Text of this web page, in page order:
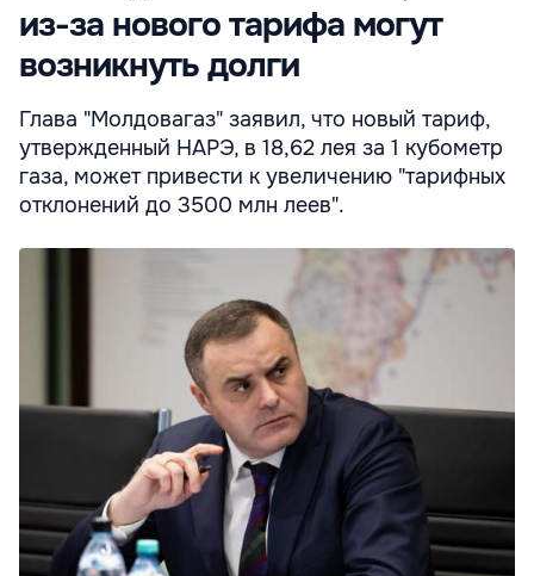
из-за нового тарифа могут
возникнуть долги
Глава "Молдовагаз" заявил, что новый тариф,
утвержденный НАРЭ, в 18,62 лея за 1 кубометр
газа, может привести к увеличению "тарифных
отклонений до 3500 млн леев".